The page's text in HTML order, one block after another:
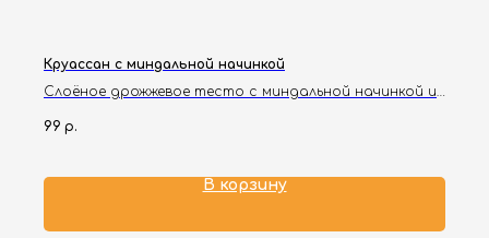
Круассан с миндальной начинкой
Слоёное дрожжевое тесто с миндальной начинкой и
пудры.
99 р.
В корзину